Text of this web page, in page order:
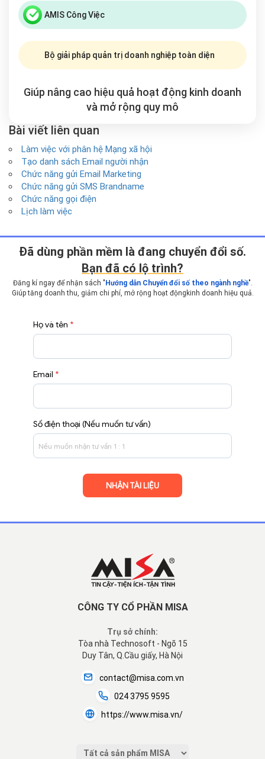
AMIS Công Việc
Bộ giải pháp quản trị doanh nghiệp toàn diện
Giúp nâng cao hiệu quả hoạt động kinh doanh
và mở rộng quy mô
Bài viết liên quan
Làm việc với phân hệ Mạng xã hội
Tạo danh sách Email người nhận
Chức năng gửi Email Marketing
Chức năng gửi SMS Brandname
Chức năng gọi điện
Lịch làm việc
Ðã dùng phần mềm là đang chuyển đổi số.
Bạn đã có lộ trình?
Đăng kí ngay để nhận sách " Hướng dẫn Chuyển đổi số theo ngành nghề".
Giúp tăng doanh thu, giảm chi phí, mở rộng hoạt động kinh doanh hiệu quả.
Họ và tên *
Email *
Số điện thoại (Nếu muốn tư vấn)
CÔNG TY CỔ PHẦN MISA
Trụ sở chính:
Tòa nhà Technosoft - Ngõ 15
Duy Tân, Q.Cầu giấy, Hà Nội
contact@misa.com.vn
024 3795 9595
https://www.misa.vn/